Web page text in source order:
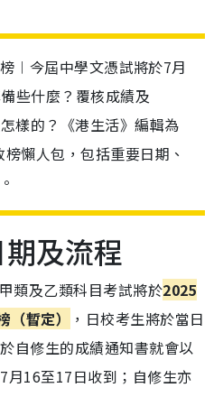
︱今屆中學文憑試將於7月
些什麼？覆核成績及
樣的？《港生活》編輯為
懶人包，包括重要日期、
及流程
類及乙類科目考試將於2025
暫定）
，日校考生將於當日
自修生的成績通知書就會以
月16至17日收到；自修生亦